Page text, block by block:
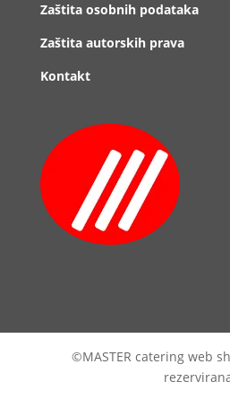
Zaštita osobnih podataka
Zaštita autorskih prava
Kontakt
©MASTER catering web